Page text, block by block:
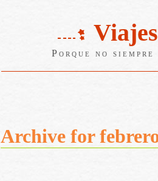
Porque no
Archive for